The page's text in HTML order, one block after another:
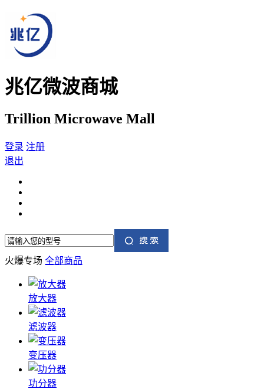
兆亿微波商城
Trillion Microwave Mall
登录 注册
退出
火爆专场 全部商品
放大器
滤波器
变压器
功分器